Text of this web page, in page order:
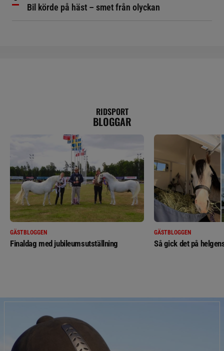
Bil körde på häst – smet från olyckan
RIDSPORT
BLOGGAR
GÄSTBLOGGEN
Finaldag med jubileumsutställning
GÄSTBLOGGEN
Så gick det på